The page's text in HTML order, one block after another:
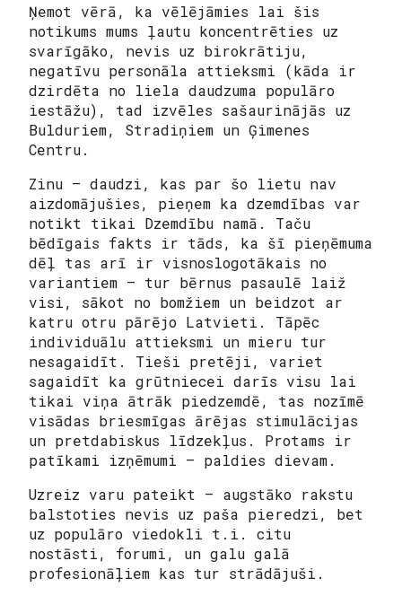
Ņemot vērā, ka vēlējāmies lai šis
notikums mums ļautu koncentrēties uz
svarīgāko, nevis uz birokrātiju,
negatīvu personāla attieksmi (kāda ir
dzirdēta no liela daudzuma populāro
iestāžu), tad izvēles sašaurinājās uz
Bulduriem, Stradiņiem un Ģimenes
Centru.
Zinu – daudzi, kas par šo lietu nav
aizdomājušies, pieņem ka dzemdības var
notikt tikai Dzemdību namā. Taču
bēdīgais fakts ir tāds, ka šī pieņēmuma
dēļ tas arī ir visnoslogotākais no
variantiem – tur bērnus pasaulē laiž
visi, sākot no bomžiem un beidzot ar
katru otru pārējo Latvieti. Tāpēc
individuālu attieksmi un mieru tur
nesagaidīt. Tieši pretēji, variet
sagaidīt ka grūtniecei darīs visu lai
tikai viņa ātrāk piedzemdē, tas nozīmē
visādas briesmīgas ārējas stimulācijas
un pretdabiskus līdzekļus. Protams ir
patīkami izņēmumi – paldies dievam.
Uzreiz varu pateikt – augstāko rakstu
balstoties nevis uz paša pieredzi, bet
uz populāro viedokli t.i. citu
nostāsti, forumi, un galu galā
profesionāļiem kas tur strādājuši.